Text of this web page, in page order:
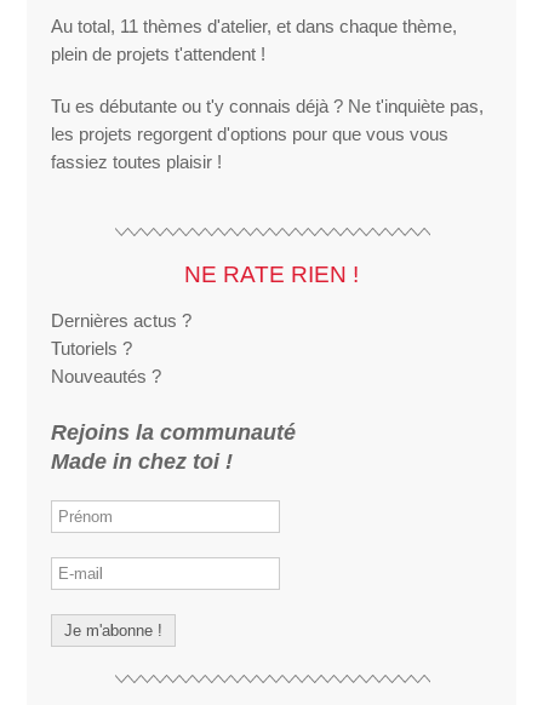
Au total, 11 thèmes d'atelier, et dans chaque thème,
plein de projets t'attendent !
Tu es débutante ou t'y connais déjà ? Ne t'inquiète pas,
les projets regorgent d'options pour que vous vous
fassiez toutes plaisir !
NE RATE RIEN !
Dernières actus ?
Tutoriels ?
Nouveautés ?
Rejoins la communauté
Made in chez toi !